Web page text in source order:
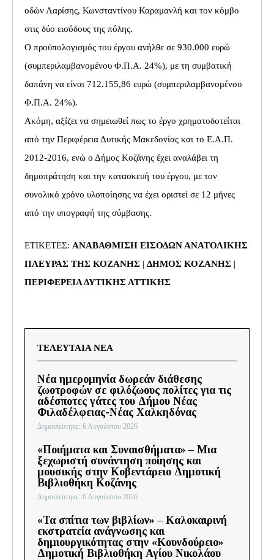
οδών Λαρίσης, Κωνσταντίνου Καραμανλή και τον κόμβο
στις δύο εισόδους της πόλης.
Ο προϋπολογισμός του έργου ανήλθε σε 930.000 ευρώ
(συμπεριλαμβανομένου Φ.Π.Α. 24%), με τη συμβατική
δαπάνη να είναι 712.155,86 ευρώ (συμπεριλαμβανομένου
Φ.Π.Α. 24%).
Ακόμη, αξίζει να σημειωθεί πως το έργο χρηματοδοτείται
από την Περιφέρεια Δυτικής Μακεδονίας και το Ε.Α.Π.
2012-2016, ενώ ο Δήμος Κοζάνης έχει αναλάβει τη
δημοπράτηση και την κατασκευή του έργου, με τον
συνολικό χρόνο υλοποίησης να έχει οριστεί σε 12 μήνες
από την υπογραφή της σύμβασης.
ΕΤΙΚΕΤΕΣ: ΑΝΑΒΑΘΜΙΣΗ ΕΙΣΟΔΩΝ ΑΝΑΤΟΛΙΚΗΣ
ΠΛΕΥΡΑΣ ΤΗΣ ΚΟΖΑΝΗΣ | ΔΗΜΟΣ ΚΟΖΑΝΗΣ |
ΠΕΡΙΦΕΡΕΙΑ ΔΥΤΙΚΗΣ ΑΤΤΙΚΗΣ
ΤΕΛΕΥΤΑΙΑ ΝΕΑ
Νέα ημερομηνία δωρεάν διάθεσης
ζωοτροφών σε φιλόζωους πολίτες για τις
αδέσποτες γάτες του Δήμου Νέας
Φιλαδέλφειας-Νέας Χαλκηδόνας
Δημοσιεύτηκε: 6 Αυγούστου 2026
«Ποιήματα και Συναισθήματα» – Μια
ξεχωριστή συνάντηση ποίησης και
μουσικής στην Κοβεντάρειο Δημοτική
Βιβλιοθήκη Κοζάνης
Δημοσιεύτηκε: 6 Αυγούστου 2026
«Τα σπίτια των βιβλίων» – Καλοκαιρινή
εκστρατεία ανάγνωσης και
δημιουργικότητας στην «Κουνδούρειο»
Δημοτική Βιβλιοθήκη Αγίου Νικολάου